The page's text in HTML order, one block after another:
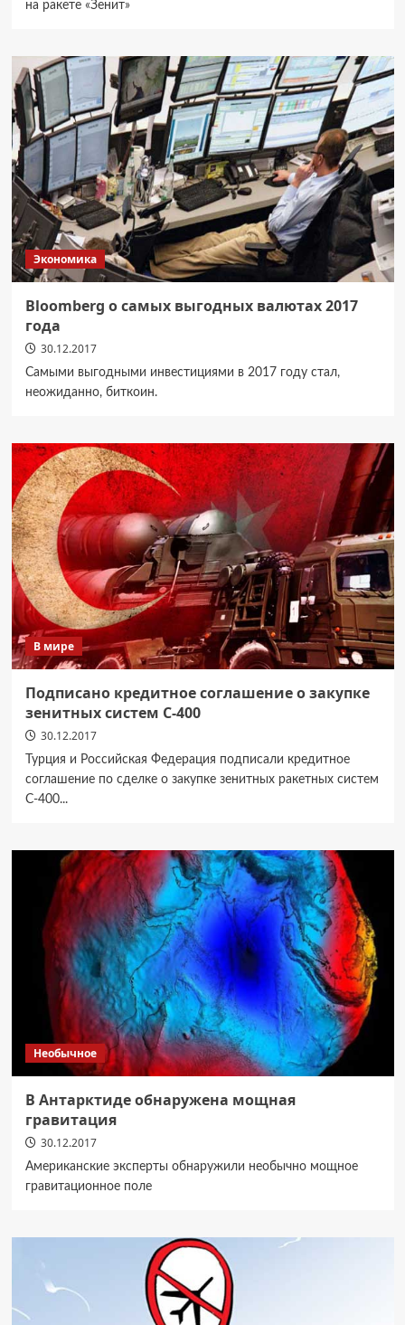
на ракете «Зенит»
Экономика
Bloomberg о самых выгодных валютах 2017
года
30.12.2017
Самыми выгодными инвестициями в 2017 году стал,
неожиданно, биткоин.
В мире
Подписано кредитное соглашение о закупке
зенитных систем С-400
30.12.2017
Турция и Российская Федерация подписали кредитное
соглашение по сделке о закупке зенитных ракетных систем
С-400...
Необычное
В Антарктиде обнаружена мощная
гравитация
30.12.2017
Американские эксперты обнаружили необычно мощное
гравитационное поле